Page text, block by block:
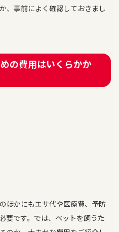
、事前によく確認しておきまし
の費用はいくらかか
ほかにもエサ代や医療費、予防
要です。では、ペットを飼うた